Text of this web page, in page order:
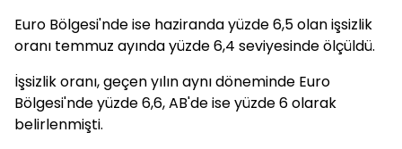
Euro Bölgesi'nde ise haziranda yüzde 6,5 olan işsizlik
oranı temmuz ayında yüzde 6,4 seviyesinde ölçüldü.
İşsizlik oranı, geçen yılın aynı döneminde Euro
Bölgesi'nde yüzde 6,6, AB'de ise yüzde 6 olarak
belirlenmişti.